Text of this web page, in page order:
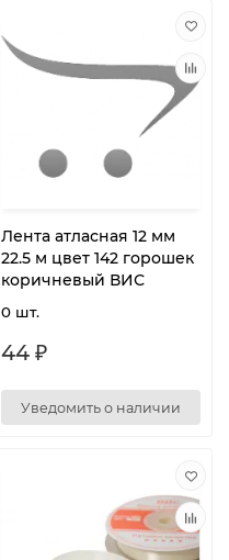
Лента атласная 12 мм
22.5 м цвет 142 горошек
коричневый ВИС
0 шт.
44 ₽
Уведомить о наличии